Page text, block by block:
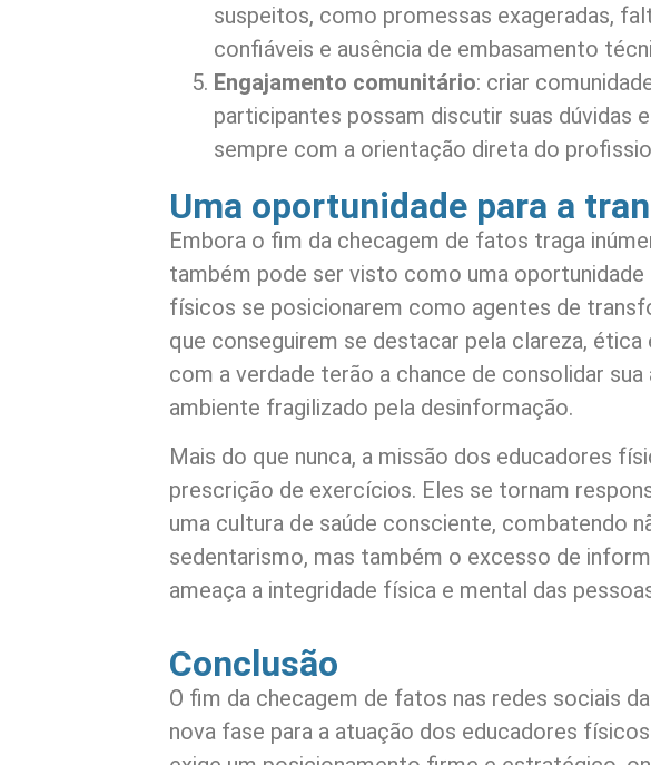
suspeitos, como promessas exageradas,
confiáveis e ausência de embasamento
Engajamento comunitário: criar
participantes possam discutir suas dúvidas
sempre com a orientação direta do
Uma oportunidade para a
Embora o fim da checagem de fatos traga
também pode ser visto como uma oportunidade
físicos se posicionarem como agentes de
que conseguirem se destacar pela clareza,
com a verdade terão a chance de consolidar
ambiente fragilizado pela desinformação.
Mais do que nunca, a missão dos educadores
prescrição de exercícios. Eles se tornam
uma cultura de saúde consciente, combatendo
sedentarismo, mas também o excesso de
ameaça a integridade física e mental das
Conclusão
O fim da checagem de fatos nas redes sociais
nova fase para a atuação dos educadores